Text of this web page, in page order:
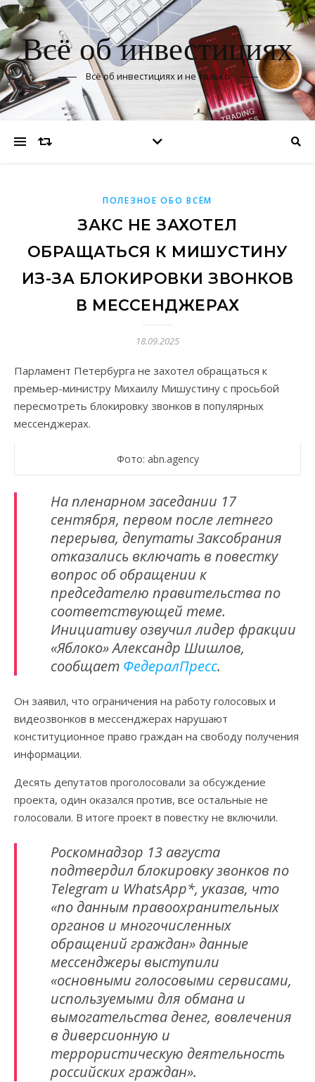
Всё об инвестициях
Всё об инвестициях и не только
ПОЛЕЗНОЕ ОБО ВСЁМ
ЗАКС НЕ ЗАХОТЕЛ
ОБРАЩАТЬСЯ К МИШУСТИНУ
ИЗ-ЗА БЛОКИРОВКИ ЗВОНКОВ
В МЕССЕНДЖЕРАХ
18.09.2025
Парламент Петербурга не захотел обращаться к
премьер-министру Михаилу Мишустину с просьбой
пересмотреть блокировку звонков в популярных
мессенджерах.
Фото: abn.agency
На пленарном заседании 17
сентября, первом после летнего
перерыва, депутаты Заксобрания
отказались включать в повестку
вопрос об обращении к
председателю правительства по
соответствующей теме.
Инициативу озвучил лидер фракции
«Яблоко» Александр Шишлов,
сообщает ФедералПресс.
Он заявил, что ограничения на работу голосовых и
видеозвонков в мессенджерах нарушают
конституционное право граждан на свободу получения
информации.
Десять депутатов проголосовали за обсуждение
проекта, один оказался против, все остальные не
голосовали. В итоге проект в повестку не включили.
Роскомнадзор 13 августа
подтвердил блокировку звонков по
Telegram и WhatsApp*, указав, что
«по данным правоохранительных
органов и многочисленных
обращений граждан» данные
мессенджеры выступили
«основными голосовыми сервисами,
используемыми для обмана и
вымогательства денег, вовлечения
в диверсионную и
террористическую деятельность
российских граждан».